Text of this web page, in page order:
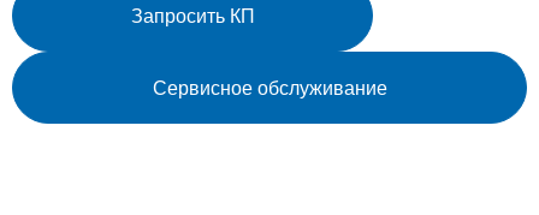
Запросить КП
Сервисное обслуживание